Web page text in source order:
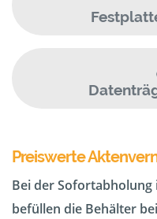
Preiswerte
Bei der Sofortabholung
befüllen die Behälter